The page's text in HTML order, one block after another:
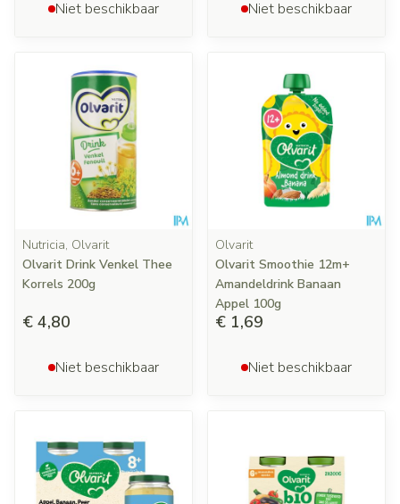
Niet beschikbaar Niet beschikbaar
Nutricia, Olvarit
Olvarit Drink Venkel Thee
Korrels 200g
€ 4,80
Niet beschikbaar
Olvarit
Olvarit Smoothie 12m+
Amandeldrink Banaan
Appel 100g
€ 1,69
Niet beschikbaar